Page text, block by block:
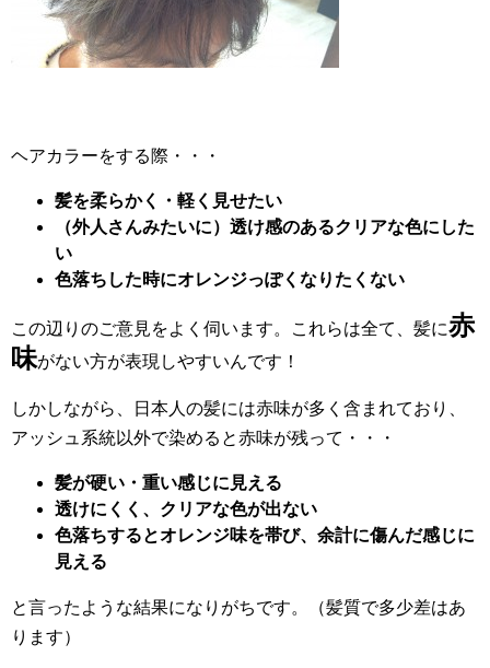
ヘアカラーをする際・・・
髪を柔らかく・軽く見せたい
（外人さんみたいに）透け感のあるクリアな色にした
い
色落ちした時にオレンジっぽくなりたくない
この辺りのご意見をよく伺います。これらは全て、髪に赤
味がない方が表現しやすいんです！
しかしながら、日本人の髪には赤味が多く含まれており、
アッシュ系統以外で染めると赤味が残って・・・
髪が硬い・重い感じに見える
透けにくく、クリアな色が出ない
色落ちするとオレンジ味を帯び、余計に傷んだ感じに
見える
と言ったような結果になりがちです。（髪質で多少差はあ
ります）